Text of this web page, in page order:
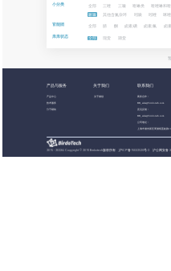
小分类 全部 三唑 三嗪 喹啉类 喹唑啉和喹
哌嗪 其他含氮杂环 吲唑 咪唑
官能团 全部 腈 酮 卤素:碘 卤素:氟 卤
库库状态 全部 现货 期货
产品与服务 关于我们 联系我们
产品中心
技术服务
分子砌块
关于都创
商务合作：
BB_sales@birdotech.com
意见反馈：
BB_sales@birdotech.com
公司地址：
上海市浦东新区周浦镇蓝靛路
2015 - 2023© Copyright © 2019 Birdotech版权所有 , 沪ICP备15032529号-2 沪公网安备